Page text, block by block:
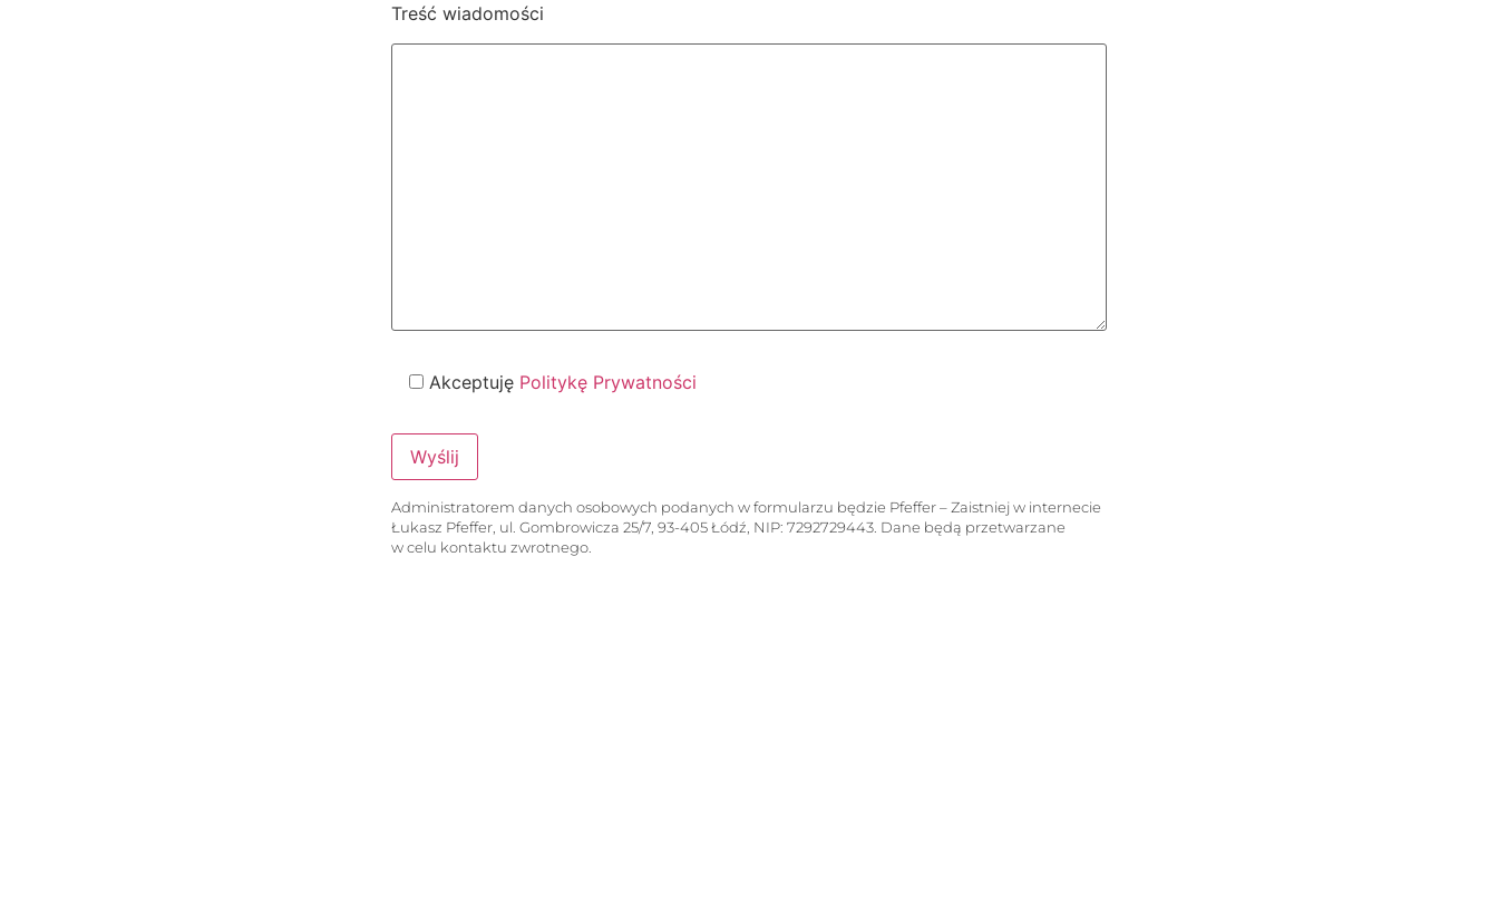
Treść wiadomości
Akceptuję Politykę Prywatności
Administratorem danych osobowych podanych w formularzu będzie Pfeffer – Zaistniej w internecie
Łukasz Pfeffer , ul. Gombrowicza 25/7, 93-405 Łódź, NIP: 7292729443 . Dane będą przetwarzane
w celu kontaktu zwrotnego.